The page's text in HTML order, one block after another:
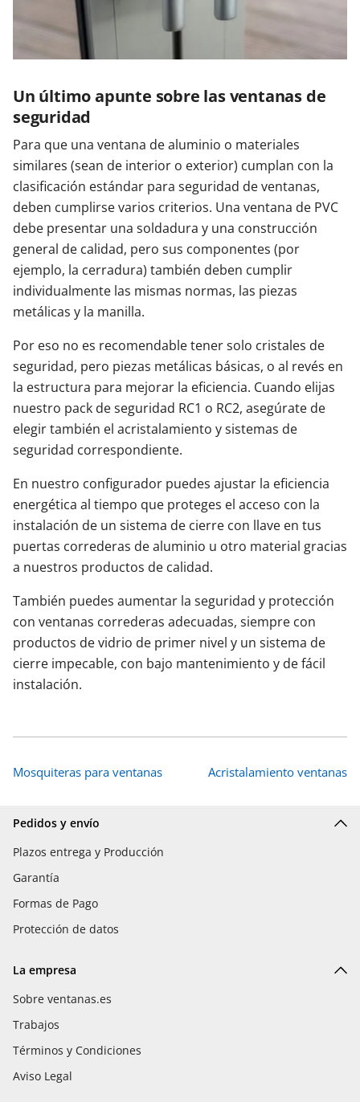
Un último apunte sobre las ventanas de
seguridad
Para que una ventana de aluminio o materiales
similares (sean de interior o exterior) cumplan con la
clasificación estándar para seguridad de ventanas,
deben cumplirse varios criterios. Una ventana de PVC
debe presentar una soldadura y una construcción
general de calidad, pero sus componentes (por
ejemplo, la cerradura) también deben cumplir
individualmente las mismas normas, las piezas
metálicas y la manilla.
Por eso no es recomendable tener solo cristales de
seguridad, pero piezas metálicas básicas, o al revés en
la estructura para mejorar la eficiencia. Cuando elijas
nuestro pack de seguridad RC1 o RC2, asegúrate de
elegir también el acristalamiento y sistemas de
seguridad correspondiente.
En nuestro configurador puedes ajustar la eficiencia
energética al tiempo que proteges el acceso con la
instalación de un sistema de cierre con llave en tus
puertas correderas de aluminio u otro material gracias
a nuestros productos de calidad.
También puedes aumentar la seguridad y protección
con ventanas correderas adecuadas, siempre con
productos de vidrio de primer nivel y un sistema de
cierre impecable, con bajo mantenimiento y de fácil
instalación.
Mosquiteras para ventanas Acristalamiento ventanas
Pedidos y envío
Plazos entrega y Producción
Garantía
Formas de Pago
Protección de datos
La empresa
Sobre ventanas.es
Trabajos
Términos y Condiciones
Aviso Legal